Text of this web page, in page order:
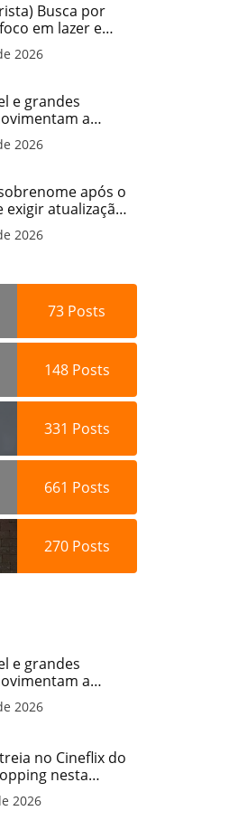
Busca por
em lazer e
cresce
2026
e grandes
a
Cineflix do
2026
após o
exigir atualização
dos filhos
2026
73 Posts
148Posts
331 Posts
661 Posts
270Posts
e grandes
a
Cineflix do
2026
no Cineflix do
nesta
2026